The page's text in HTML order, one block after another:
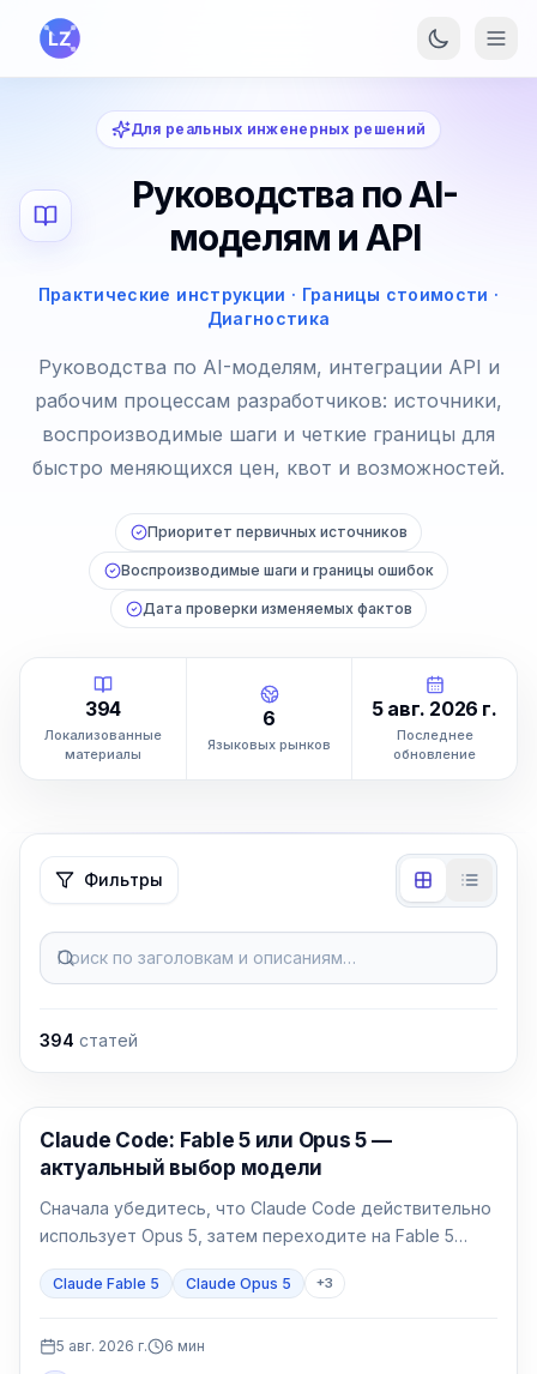
Перейти к основному содержанию
Для реальных инженерных решений
Руководства по AI-
моделям и API
Практические инструкции · Границы стоимости ·
Диагностика
Руководства по AI-моделям, интеграции API и
рабочим процессам разработчиков: источники,
воспроизводимые шаги и четкие границы для
быстро меняющихся цен, квот и возможностей.
Приоритет первичных источников
Воспроизводимые шаги и границы ошибок
Дата проверки изменяемых фактов
394
Локализованные
материалы
6
Языковых рынков
5 авг. 2026 г.
Последнее
обновление
Фильтры
Поиск по заголовкам и описаниям…
394 статей
Claude Code
Claude Code: Fable 5 или Opus 5 —
актуальный выбор модели
Сначала убедитесь, что Claude Code действительно
использует Opus 5, затем переходите на Fable 5
Claude Fable 5 Claude Opus 5 +3
5 авг. 2026 г. 6 мин